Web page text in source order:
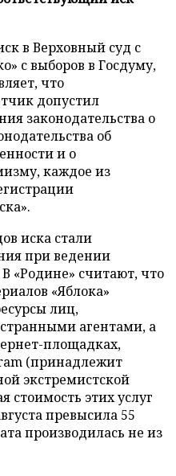
в Верховный суд с
с выборов в Госдуму,
что
допустил
законодательства о
об
и о
каждое из
иска стали
при ведении
«Родине» считают, что
«Яблока»
лиц,
агентами, а
площадках,
(принадлежит
экстремистской
стоимость этих услуг
превысила 55
производилась не из